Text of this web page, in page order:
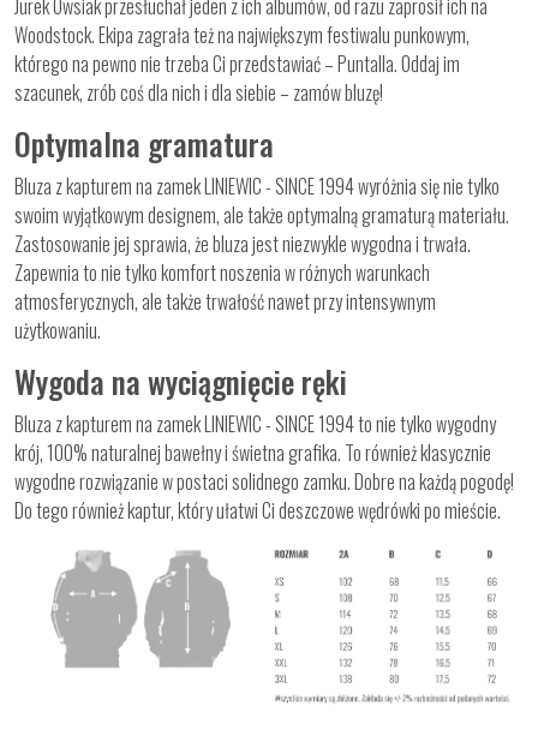
Jurek Owsiak przesłuchał jeden z ich albumów, od razu zaprosił ich na
Woodstock. Ekipa zagrała też na największym festiwalu punkowym,
którego na pewno nie trzeba Ci przedstawiać – Puntalla. Oddaj im
szacunek, zrób coś dla nich i dla siebie – zamów bluzę!
Optymalna gramatura
Bluza z kapturem na zamek LINIEWIC - SINCE 1994 wyróżnia się nie tylko
swoim wyjątkowym designem, ale także optymalną gramaturą materiału.
Zastosowanie jej sprawia, że bluza jest niezwykle wygodna i trwała.
Zapewnia to nie tylko komfort noszenia w różnych warunkach
atmosferycznych, ale także trwałość nawet przy intensywnym
użytkowaniu.
Wygoda na wyciągnięcie ręki
Bluza z kapturem na zamek LINIEWIC - SINCE 1994 to nie tylko wygodny
krój, 100% naturalnej bawełny i świetna grafika. To również klasycznie
wygodne rozwiązanie w postaci solidnego zamku. Dobre na każdą pogodę!
Do tego również kaptur, który ułatwi Ci deszczowe wędrówki po mieście.